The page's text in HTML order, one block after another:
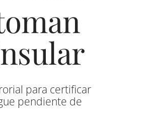
para certificar
pendiente de